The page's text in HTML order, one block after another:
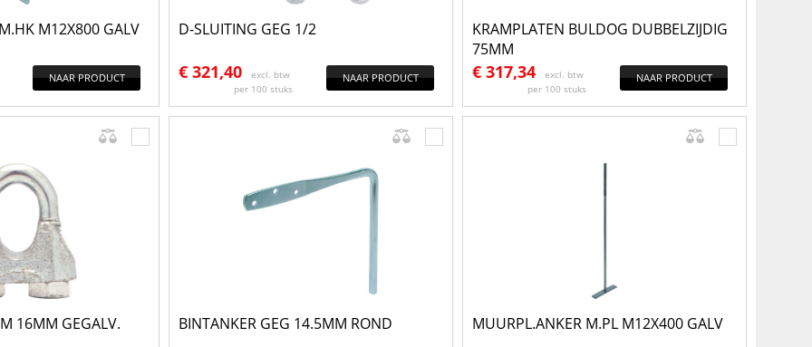
M12X800 GALV
NAAR PRODUCT
D-SLUITING GEG 1/2
€ 321,40
excl. btw
per 100 stuks
NAAR PRODUCT
KRAMPLATEN BULDOG DUBBELZIJDIG
75MM
€ 317,34
excl. btw
per 100 stuks
NAAR PRODUCT
16MM GEGALV. BINTANKER GEG 14.5MM ROND MUURPL.ANKER M.PL M12X400 GALV